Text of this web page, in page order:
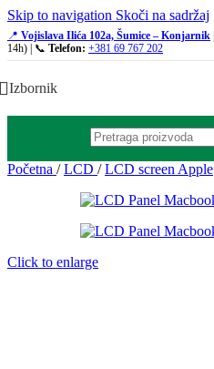
Skip to navigation Skoči na sadržaj
📍 Vojislava Ilića 102a, Šumice – Konjarnik
14h) | 📞 Telefon: +381 69 767 202
Izbornik
Početna / LCD / LCD screen Apple
Click to enlarge